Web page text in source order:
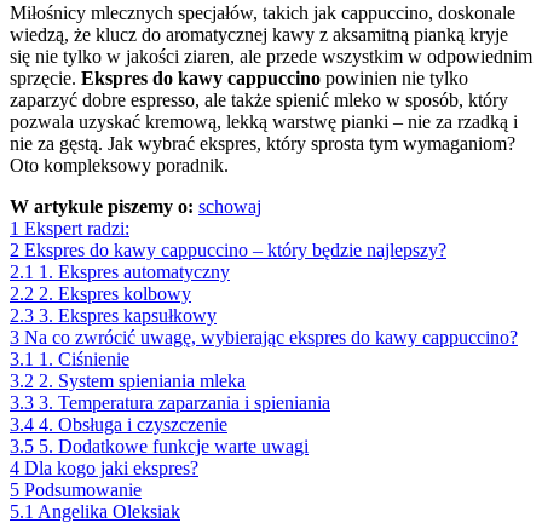
Miłośnicy mlecznych specjałów, takich jak cappuccino, doskonale
wiedzą, że klucz do aromatycznej kawy z aksamitną pianką kryje
się nie tylko w jakości ziaren, ale przede wszystkim w odpowiednim
sprzęcie. Ekspres do kawy cappuccino powinien nie tylko
zaparzyć dobre espresso, ale także spienić mleko w sposób, który
pozwala uzyskać kremową, lekką warstwę pianki – nie za rzadką i
nie za gęstą. Jak wybrać ekspres, który sprosta tym wymaganiom?
Oto kompleksowy poradnik.
W artykule piszemy o: schowaj
1 Ekspert radzi:
2 Ekspres do kawy cappuccino – który będzie najlepszy?
2.1 1. Ekspres automatyczny
2.2 2. Ekspres kolbowy
2.3 3. Ekspres kapsułkowy
3 Na co zwrócić uwagę, wybierając ekspres do kawy cappuccino?
3.1 1. Ciśnienie
3.2 2. System spieniania mleka
3.3 3. Temperatura zaparzania i spieniania
3.4 4. Obsługa i czyszczenie
3.5 5. Dodatkowe funkcje warte uwagi
4 Dla kogo jaki ekspres?
5 Podsumowanie
5.1 Angelika Oleksiak